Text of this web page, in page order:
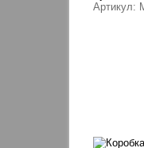
Артикул: